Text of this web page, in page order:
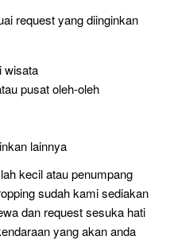
request yang diinginkan
wisata
pusat oleh-oleh
lainnya
kecil atau penumpang
sudah kami sediakan
dan request sesuka hati
yang akan anda